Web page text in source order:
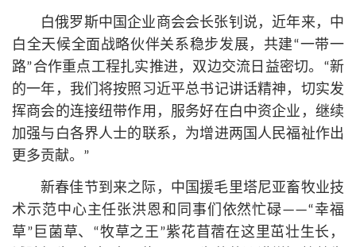
白俄罗斯中国企业商会会长张钊说，近年来，中
白全天候全面战略伙伴关系稳步发展，共建“一带一
路”合作重点工程扎实推进，双边交流日益密切。“新
的一年，我们将按照习近平总书记讲话精神，切实发
挥商会的连接纽带作用，服务好在白中资企业，继续
加强与白各界人士的联系，为增进两国人民福祉作出
更多贡献。”
新春佳节到来之际，中国援毛里塔尼亚畜牧业技
术示范中心主任张洪恩和同事们依然忙碌——“幸福
草”巨菌草、“牧草之王”紫花苜蓿在这里茁壮生长，